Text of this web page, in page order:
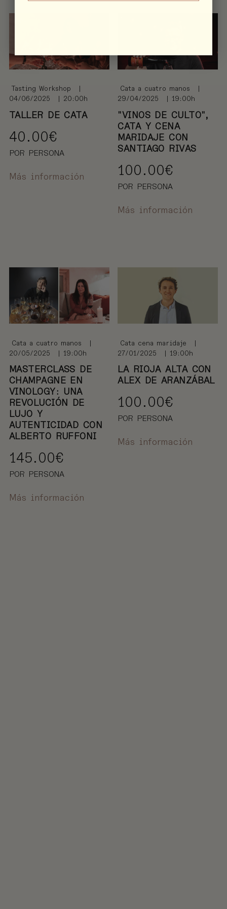
Tasting Workshop
04/06/2025
| 20:00h
TALLER DE CATA
40.00€
POR PERSONA
Más información
Cata a cuatro manos
29/04/2025
| 19:00h
"VINOS DE CULTO",
CATA Y CENA
MARIDAJE CON
SANTIAGO RIVAS
100.00€
POR PERSONA
Más información
Cata a cuatro manos
20/05/2025
| 19:00h
MASTERCLASS DE
CHAMPAGNE EN
VINOLOGY: UNA
REVOLUCIÓN DE
LUJO Y
AUTENTICIDAD CON
ALBERTO RUFFONI
145.00€
POR PERSONA
Más información
Cata cena maridaje
27/01/2025
| 19:00h
LA RIOJA ALTA CON
ALEX DE ARANZÁBAL
100.00€
POR PERSONA
Más información